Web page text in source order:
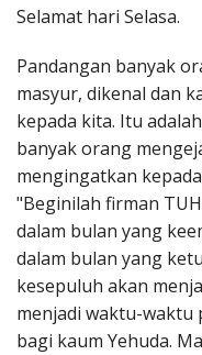
Selamat hari Selasa.
Pandangan banyak
masyur, dikenal dan
kepada kita. Itu
banyak orang
mengingatkan
"Beginilah firman
dalam bulan yang
dalam bulan yang
kesepuluh akan
menjadi waktu-waktu
bagi kaum Yehuda.